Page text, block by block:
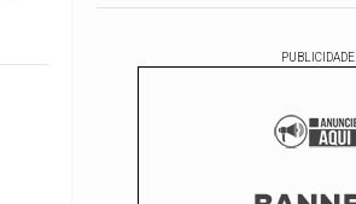
PUBLICIDADE